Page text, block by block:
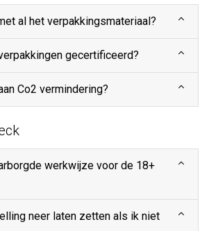
al het verpakkingsmateriaal?
gecertificeerd?
Co2 vermindering?
werkwijze voor de 18+
neer laten zetten als ik niet